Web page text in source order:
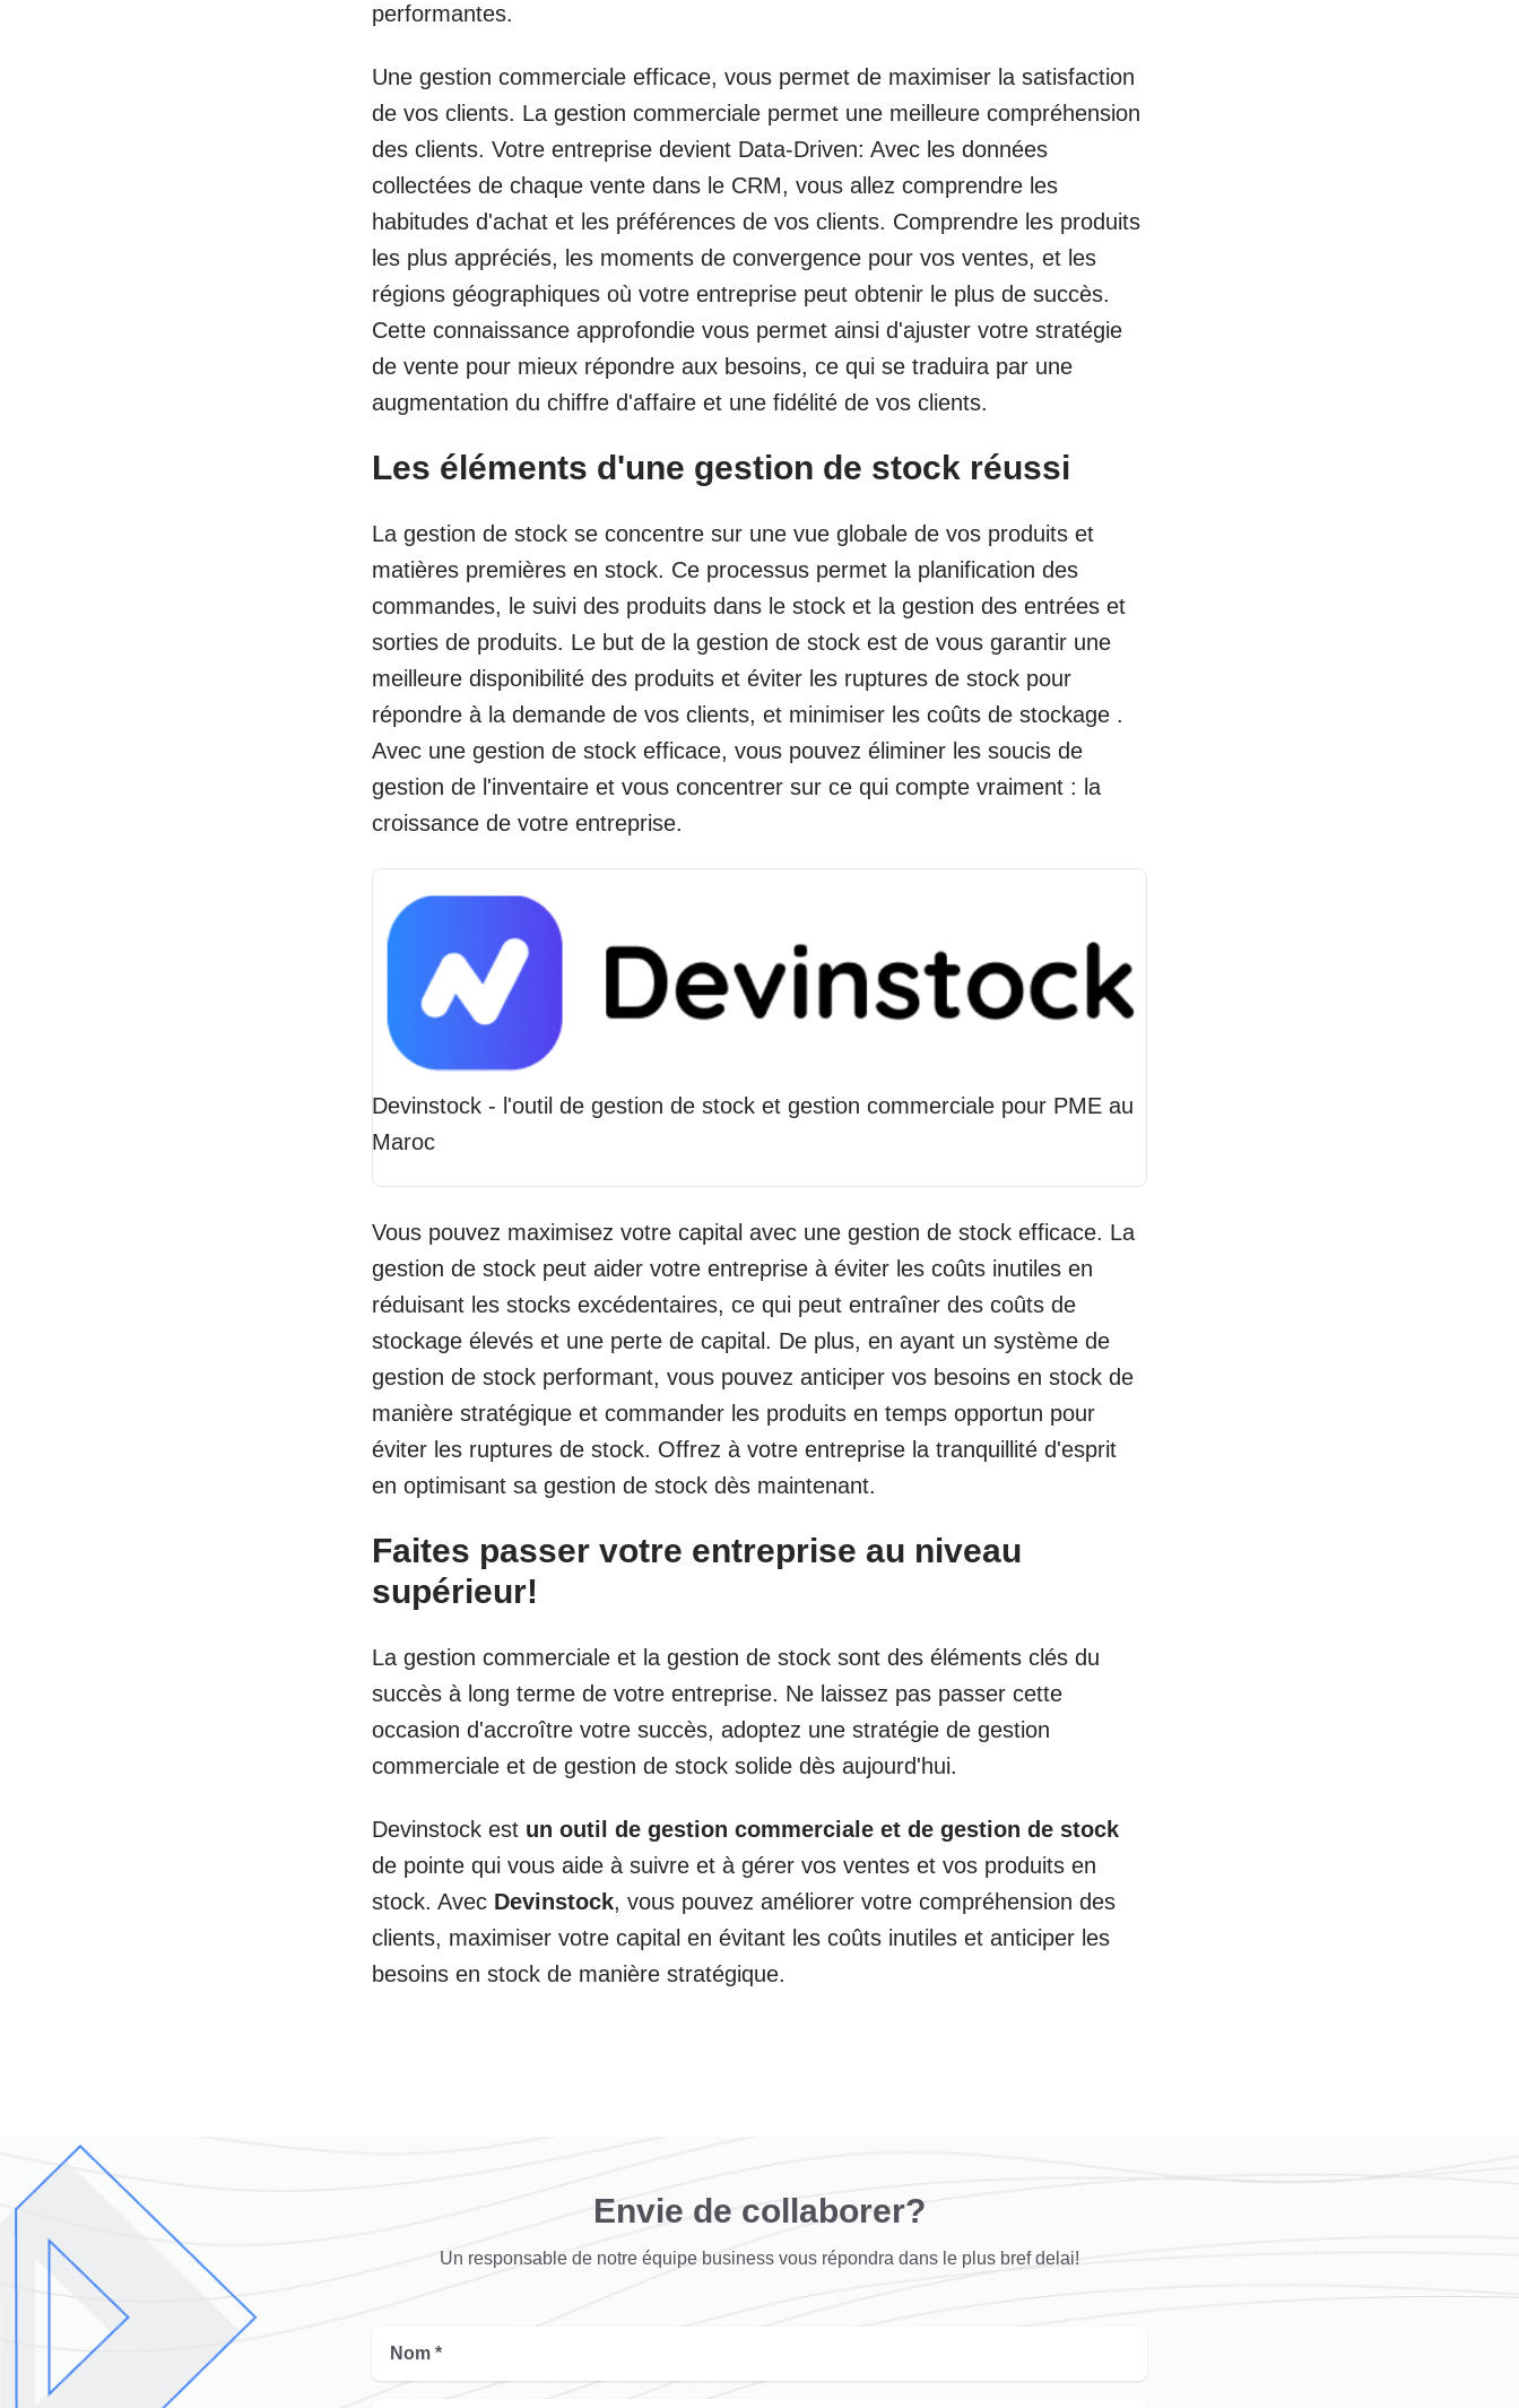
performantes.
Une gestion commerciale efficace, vous permet de maximiser la satisfaction
de vos clients. La gestion commerciale permet une meilleure compréhension
des clients. Votre entreprise devient Data-Driven: Avec les données
collectées de chaque vente dans le CRM, vous allez comprendre les
habitudes d'achat et les préférences de vos clients. Comprendre les produits
les plus appréciés, les moments de convergence pour vos ventes, et les
régions géographiques où votre entreprise peut obtenir le plus de succès.
Cette connaissance approfondie vous permet ainsi d'ajuster votre stratégie
de vente pour mieux répondre aux besoins, ce qui se traduira par une
augmentation du chiffre d'affaire et une fidélité de vos clients.
Les éléments d'une gestion de stock réussi
La gestion de stock se concentre sur une vue globale de vos produits et
matières premières en stock. Ce processus permet la planification des
commandes, le suivi des produits dans le stock et la gestion des entrées et
sorties de produits. Le but de la gestion de stock est de vous garantir une
meilleure disponibilité des produits et éviter les ruptures de stock pour
répondre à la demande de vos clients, et minimiser les coûts de stockage .
Avec une gestion de stock efficace, vous pouvez éliminer les soucis de
gestion de l'inventaire et vous concentrer sur ce qui compte vraiment : la
croissance de votre entreprise.
Devinstock - l'outil de gestion de stock et gestion commerciale pour PME au
Maroc
Vous pouvez maximisez votre capital avec une gestion de stock efficace. La
gestion de stock peut aider votre entreprise à éviter les coûts inutiles en
réduisant les stocks excédentaires, ce qui peut entraîner des coûts de
stockage élevés et une perte de capital. De plus, en ayant un système de
gestion de stock performant, vous pouvez anticiper vos besoins en stock de
manière stratégique et commander les produits en temps opportun pour
éviter les ruptures de stock. Offrez à votre entreprise la tranquillité d'esprit
en optimisant sa gestion de stock dès maintenant.
Faites passer votre entreprise au niveau
supérieur!
La gestion commerciale et la gestion de stock sont des éléments clés du
succès à long terme de votre entreprise. Ne laissez pas passer cette
occasion d'accroître votre succès, adoptez une stratégie de gestion
commerciale et de gestion de stock solide dès aujourd'hui.
Devinstock est un outil de gestion commerciale et de gestion de stock
de pointe qui vous aide à suivre et à gérer vos ventes et vos produits en
stock. Avec Devinstock, vous pouvez améliorer votre compréhension des
clients, maximiser votre capital en évitant les coûts inutiles et anticiper les
besoins en stock de manière stratégique.
Envie de collaborer?
Un responsable de notre équipe business vous répondra dans le plus bref delai!
Nom *